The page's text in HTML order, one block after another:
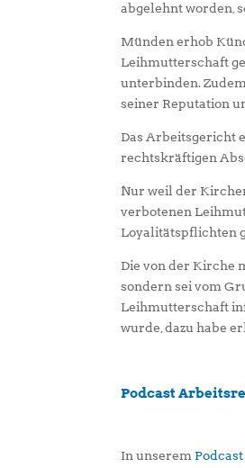
abgelehnt worden,
Münden erhob
Leihmutterschaft
unterbinden.
seiner Reputation
Das Arbeitsgericht
rechtskräftigen
Nur weil der
verbotenen
Loyalitätspflichten
Die von der Kirche
sondern sei vom
Leihmutterschaft
wurde, dazu habe
Podcast
In unserem